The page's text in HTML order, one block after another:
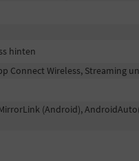
hinten
Connect Wireless, Streaming
(Android),